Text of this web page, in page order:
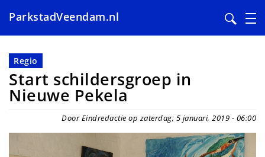
en
naar
de
inhoud
ParkstadVeendam.nl
Regio
Start schildersgroep in
Nieuwe Pekela
Door Eindredactie op zaterdag, 5 januari, 2019 - 06:00